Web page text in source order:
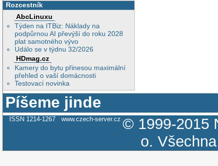
Rozcestník
AbcLinuxu
Týden na ITBiz: Náklady na
podpůrnou AI převýší do roku 2028
plat samotného vývo
Událo se v týdnu 32/2026
HDmag.cz
Kamery do bytu přinesou maximální
přehled o vaší domácnosti
Testovací novinka
Píšeme jinde
ISSN 1214-1267 www.czech-server.cz © 1999-2015
o.